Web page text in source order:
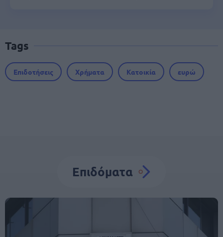
Tags
Επιδοτήσεις Χρήματα Κατοικία ευρώ
Επιδόματα